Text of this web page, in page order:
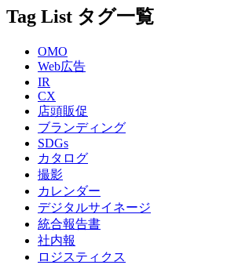
Tag List タグ一覧
OMO
Web広告
IR
CX
店頭販促
ブランディング
SDGs
カタログ
撮影
カレンダー
デジタルサイネージ
統合報告書
社内報
ロジスティクス